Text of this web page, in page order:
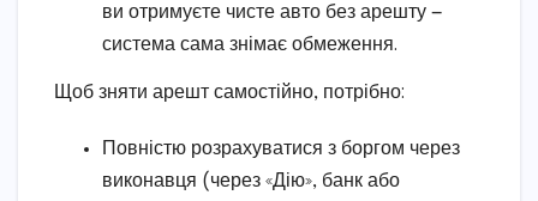
ви отримуєте чисте авто без арешту —
система сама знімає обмеження.
Щоб зняти арешт самостійно, потрібно:
Повністю розрахуватися з боргом через
виконавця (через «Дію», банк або